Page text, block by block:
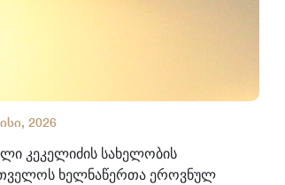
2026
კეკელიძის სახელობის
ხელნაწერთა ეროვნულ